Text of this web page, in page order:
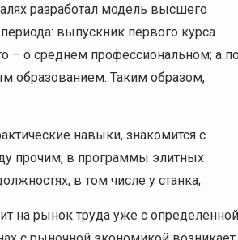
разработал модель высшего
выпускник первого курса
– о среднем профессиональном; а
образованием. Таким образом,
навыки, знакомится с
прочим, в программы элитных
в том числе у станка;
на рынок труда уже с определенной